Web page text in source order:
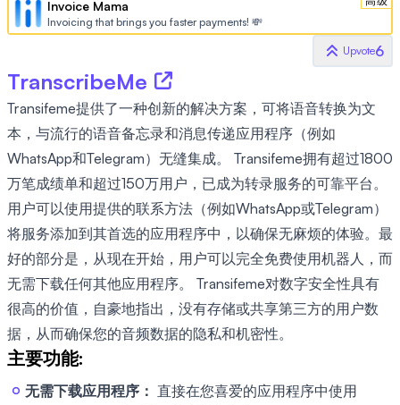
Invoice Mama
Invoicing that brings you faster payments! 💸
Upvote6
TranscribeMe
Transifeme提供了一种创新的解决方案，可将语音转换为文
本，与流行的语音备忘录和消息传递应用程序（例如
WhatsApp和Telegram）无缝集成。 Transifeme拥有超过1800
万笔成绩单和超过150万用户，已成为转录服务的可靠平台。
用户可以使用提供的联系方法（例如WhatsApp或Telegram）
将服务添加到其首选的应用程序中，以确保无麻烦的体验。最
好的部分是，从现在开始，用户可以完全免费使用机器人，而
无需下载任何其他应用程序。 Transifeme对数字安全性具有
很高的价值，自豪地指出，没有存储或共享第三方的用户数
据，从而确保您的音频数据的隐私和机密性。
主要功能:
无需下载应用程序： 直接在您喜爱的应用程序中使用